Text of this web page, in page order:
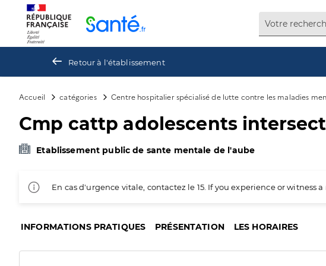
Retour à l'établissement
Accueil catégories Centre hospitalier spécialisé de lutte contre les maladies
Cmp cattp adolescents
Etablissement public de sante mentale de l'aube
En cas d'urgence vitale, contactez le 15. If you experience or
INFORMATIONS PRATIQUES PRÉSENTATION LES HORAIRES
Panneau de gestion des cookies